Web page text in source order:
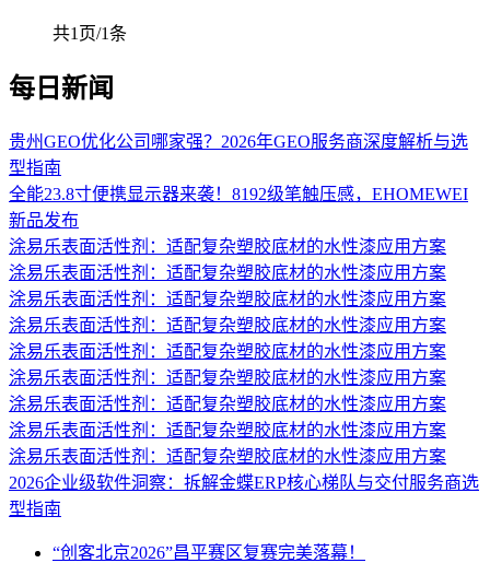
共1页/1条
每日新闻
贵州GEO优化公司哪家强？2026年GEO服务商深度解析与选
型指南
全能23.8寸便携显示器来袭！8192级笔触压感，EHOMEWEI
新品发布
涂易乐表面活性剂：适配复杂塑胶底材的水性漆应用方案
涂易乐表面活性剂：适配复杂塑胶底材的水性漆应用方案
涂易乐表面活性剂：适配复杂塑胶底材的水性漆应用方案
涂易乐表面活性剂：适配复杂塑胶底材的水性漆应用方案
涂易乐表面活性剂：适配复杂塑胶底材的水性漆应用方案
涂易乐表面活性剂：适配复杂塑胶底材的水性漆应用方案
涂易乐表面活性剂：适配复杂塑胶底材的水性漆应用方案
涂易乐表面活性剂：适配复杂塑胶底材的水性漆应用方案
涂易乐表面活性剂：适配复杂塑胶底材的水性漆应用方案
2026企业级软件洞察：拆解金蝶ERP核心梯队与交付服务商选
型指南
“创客北京2026”昌平赛区复赛完美落幕！